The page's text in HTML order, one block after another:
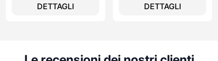
DETTAGLI
DETTAGLI